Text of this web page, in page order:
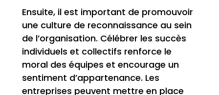
Ensuite, il est important de promouvoir
une culture de reconnaissance au sein
de l’organisation. Célébrer les succès
individuels et collectifs renforce le
moral des équipes et encourage un
sentiment d’appartenance. Les
entreprises peuvent mettre en place